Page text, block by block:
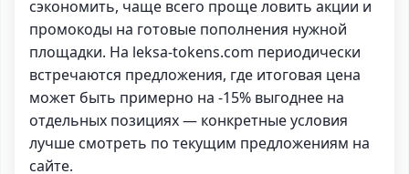
сэкономить, чаще всего проще ловить акции и
промокоды на готовые пополнения нужной
площадки. На leksa-tokens.com периодически
встречаются предложения, где итоговая цена
может быть примерно на -15% выгоднее на
отдельных позициях — конкретные условия
лучше смотреть по текущим предложениям на
сайте.